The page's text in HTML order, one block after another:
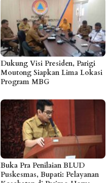
Dukung Visi Presiden, Parigi
Moutong Siapkan Lima Lokasi
Program MBG
Buka Pra Penilaian BLUD
Puskesmas, Bupati: Pelayanan